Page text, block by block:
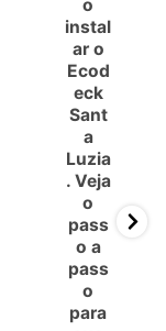
o
instal
ar o
Ecod
eck
Sant
a
Luzia
. Veja
o
pass
o a
pass
o
para